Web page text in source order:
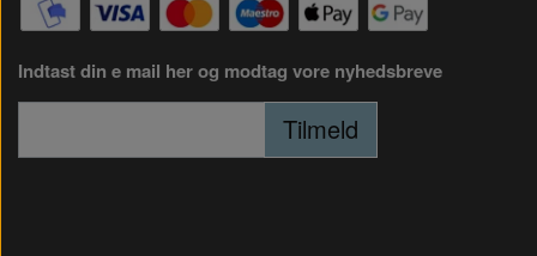
Indtast din e mail her og modtag vore nyhedsbreve
Tilmeld